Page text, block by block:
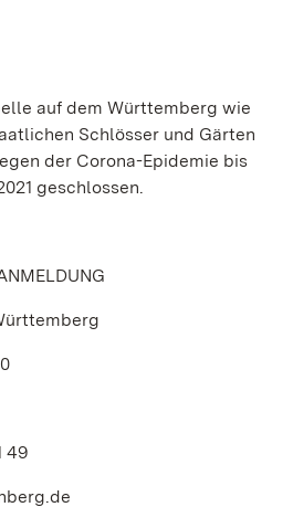
auf dem Württemberg wie
Schlösser und Gärten
der Corona-Epidemie bis
geschlossen.
49